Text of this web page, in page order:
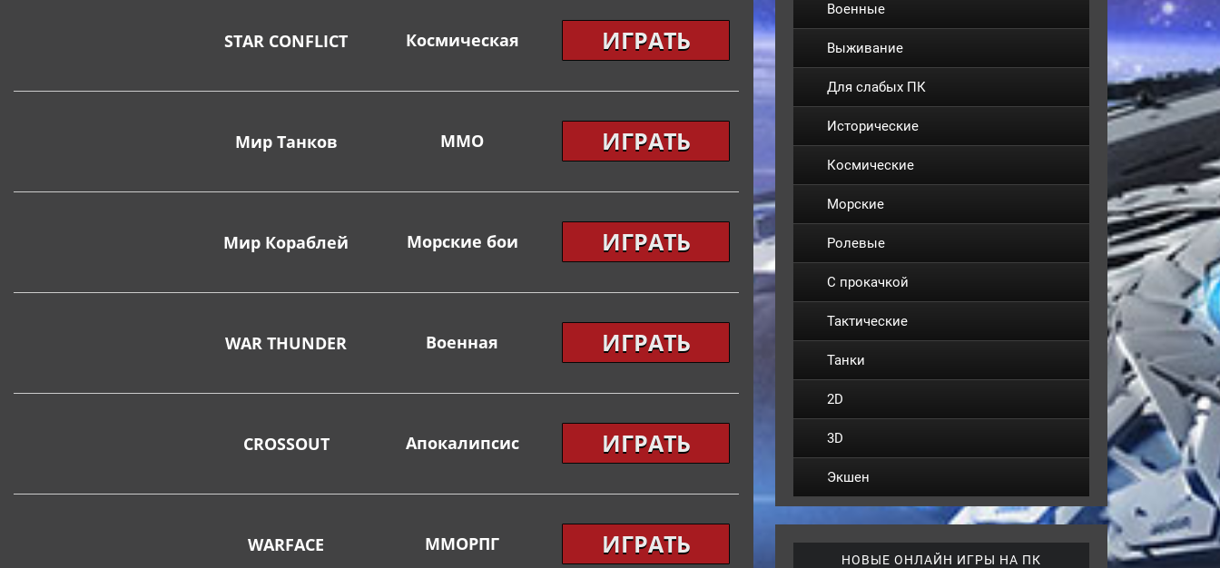
STAR CONFLICT Космическая ИГРАТЬ
Мир Танков ММО ИГРАТЬ
Мир Кораблей Морские бои ИГРАТЬ
WAR THUNDER Военная ИГРАТЬ
CROSSOUT Апокалипсис ИГРАТЬ
WARFACE ММОРПГ ИГРАТЬ
Военные
Выживание
Для слабых ПК
Исторические
Космические
Морские
Ролевые
С прокачкой
Тактические
Танки
2D
3D
Экшен
НОВЫЕ ОНЛАЙН ИГРЫ НА ПК